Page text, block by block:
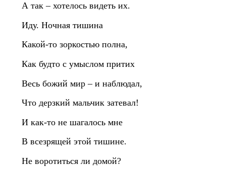
А так – хотелось видеть их.
Иду. Ночная тишина
Какой‑то зоркостью полна,
Как будто с умыслом притих
Весь божий мир – и наблюдал,
Что дерзкий мальчик затевал!
И как‑то не шагалось мне
В всезрящей этой тишине.
Не воротиться ли домой?